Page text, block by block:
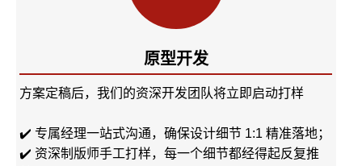
原型开发
方案定稿后，我们的资深开发团队将立即启动打样
✔️ 专属经理一站式沟通，确保设计细节 1:1 精准落地；
✔️ 资深制版师手工打样，每一个细节都经得起反复推